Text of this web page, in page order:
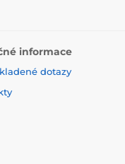
a proto jsou
GOLD
a lepidlo je na
informace
dotazy